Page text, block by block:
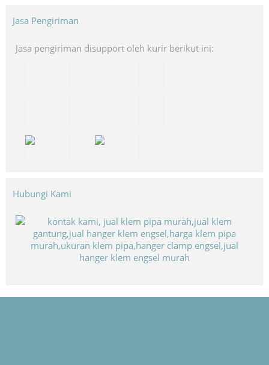
Jasa Pengiriman
Jasa pengiriman disupport oleh kurir berikut ini:
Hubungi Kami